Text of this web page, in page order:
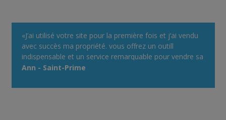
«J’ai utilisé votre site pour la première fois et j‘ai vendu
avec succès ma propriété. vous offrez un outill
indispensable et un service remarquable pour vendre sa
propriété. ... C'est GRATUIT très facile à utiliser, et
types d’annonces, votre siteest totalement spécialisé en
Ann - Saint-Prime